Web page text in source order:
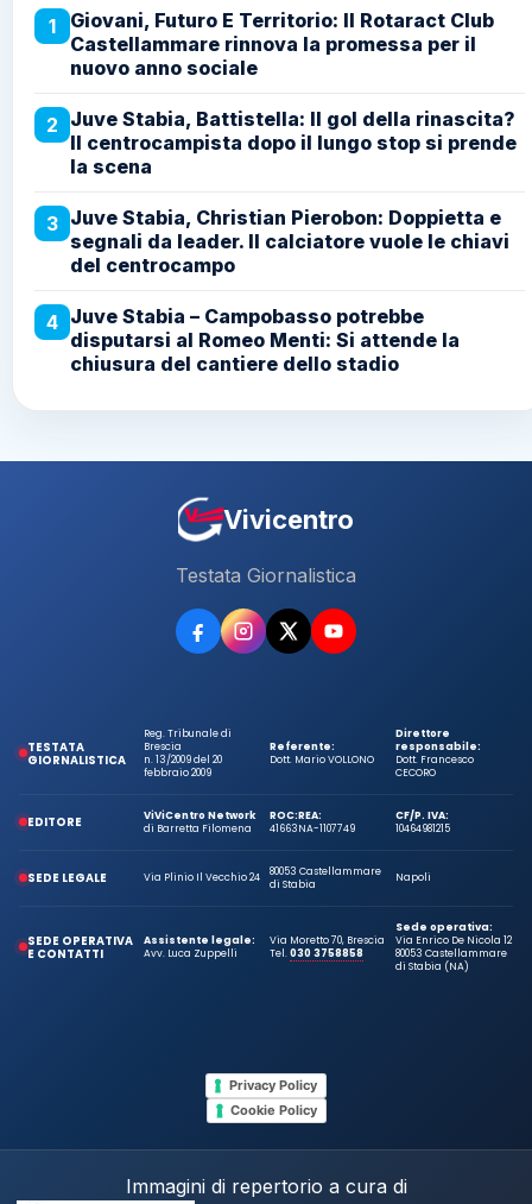
1
Giovani, Futuro E Territorio: Il Rotaract Club
Castellammare rinnova la promessa per il
nuovo anno sociale
2 Juve Stabia, Battistella: Il gol della rinascita?
Il centrocampista dopo il lungo stop si prende
la scena
3 Juve Stabia, Christian Pierobon: Doppietta e
segnali da leader. Il calciatore vuole le chiavi
del centrocampo
4 Juve Stabia – Campobasso potrebbe
disputarsi al Romeo Menti: Si attende la
chiusura del cantiere dello stadio
Vivicentro
Testata Giornalistica
TESTATA
GIORNALISTICA
Reg. Tribunale di
Brescia
n. 13/2009 del 20
febbraio 2009
Referente:
Dott. Mario VOLLONO
Direttore
responsabile:
Dott. Francesco
CECORO
EDITORE
ViViCentro Network
di Barretta Filomena
ROC:
41663
REA:
NA-1107749
CF/P. IVA:
10464981215
SEDE LEGALE Via Plinio Il Vecchio 24
80053 Castellammare
di Stabia
Napoli
SEDE OPERATIVA
E CONTATTI
Assistente legale:
Avv. Luca Zuppelli
Via Moretto 70, Brescia
Tel.030 3758858
Sede operativa:
Via Enrico De Nicola 12
80053 Castellammare
di Stabia (NA)
Privacy Policy
Cookie Policy
Immagini di repertorio a cura di